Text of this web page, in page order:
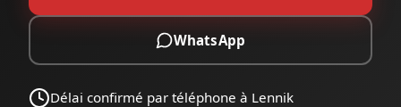
WhatsApp
Délai confirmé par téléphone à Lennik